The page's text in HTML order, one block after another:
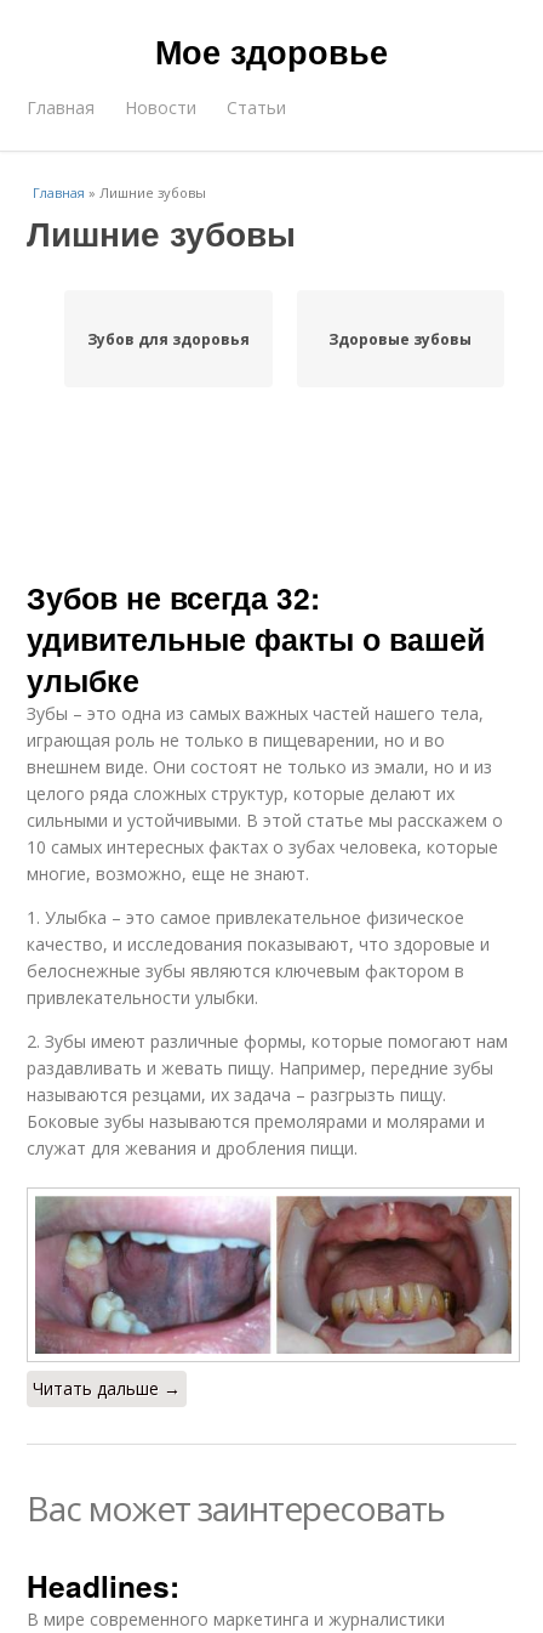
Мое здоровье
Главная Новости Статьи
Главная »Лишние зубовы
Лишние зубовы
Зубов для здоровья Здоровые зубовы
Зубов не всегда 32:
удивительные факты о вашей
улыбке
Зубы – это одна из самых важных частей нашего тела,
играющая роль не только в пищеварении, но и во
внешнем виде. Они состоят не только из эмали, но и из
целого ряда сложных структур, которые делают их
сильными и устойчивыми. В этой статье мы расскажем о
10 самых интересных фактах о зубах человека, которые
многие, возможно, еще не знают.
1. Улыбка – это самое привлекательное физическое
качество, и исследования показывают, что здоровые и
белоснежные зубы являются ключевым фактором в
привлекательности улыбки.
2. Зубы имеют различные формы, которые помогают нам
раздавливать и жевать пищу. Например, передние зубы
называются резцами, их задача – разгрызть пищу.
Боковые зубы называются премолярами и молярами и
служат для жевания и дробления пищи.
Читать дальше →
Вас может заинтересовать
Headlines:
В мире современного маркетинга и журналистики